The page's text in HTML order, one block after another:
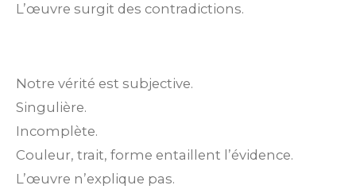
L’œuvre surgit des contradictions.
Notre vérité est subjective.
Singulière.
Incomplète.
Couleur, trait, forme entaillent l’évidence.
L’œuvre n’explique pas.